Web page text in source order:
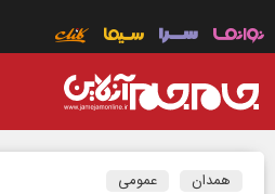
همدان عمومی